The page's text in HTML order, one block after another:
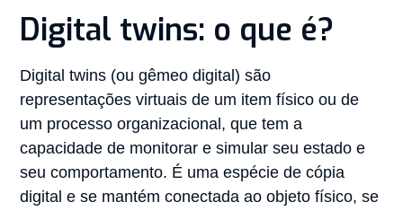
Digital twins: o que é?
Digital twins (ou gêmeo digital) são
representações virtuais de um item físico ou de
um processo organizacional, que tem a
capacidade de monitorar e simular seu estado e
seu comportamento. É uma espécie de cópia
digital e se mantém conectada ao objeto físico, se